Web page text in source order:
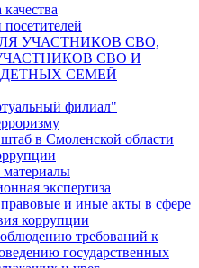
УЧАСТНИКОВ СВО,
СВО И
СЕМЕЙ
филиал"
в Смоленской области
экспертиза
и иные акты в сфере
коррупции
требований к
государственных